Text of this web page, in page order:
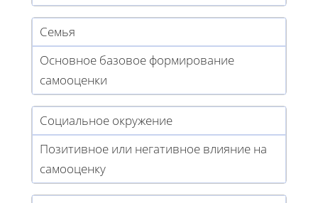
Семья
Основное базовое формирование
самооценки
Социальное окружение
Позитивное или негативное влияние на
самооценку